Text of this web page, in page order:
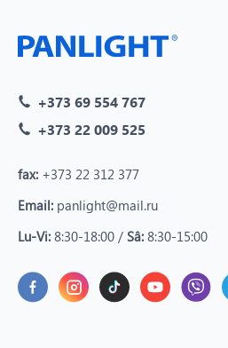
+373 69 554 767
+373 22 009 525
fax: +373 22 312 377
Email: panlight@mail.ru
Lu-Vi: 8:30-18:00 / Sâ: 8:30-15:00